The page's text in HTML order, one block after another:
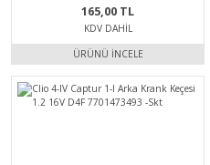
165,00 TL
KDV DAHIL
ÜRÜNÜ İNCELE